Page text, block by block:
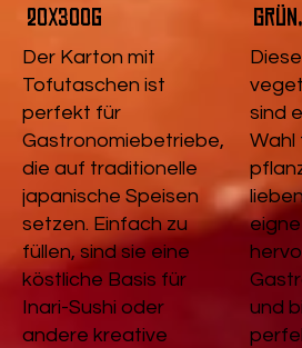
20x300g
Der Karton mit
Tofutaschen ist
perfekt für
Gastronomiebetriebe,
die auf traditionelle
japanische Speisen
setzen. Einfach zu
füllen, sind sie eine
köstliche Basis für
Inari-Sushi oder
andere kreative
sind
Wahl
und